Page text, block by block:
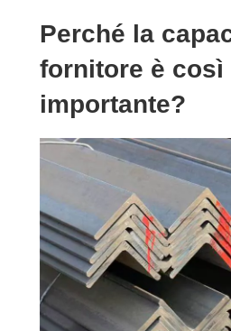
Perché la
fornitore è così
importante?